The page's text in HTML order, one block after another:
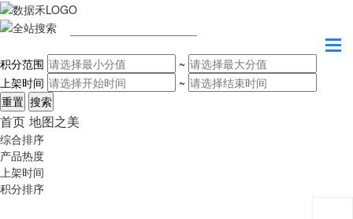
积分范围
~
上架时间
~
首页 地图之美
综合排序
产品热度
上架时间
积分排序